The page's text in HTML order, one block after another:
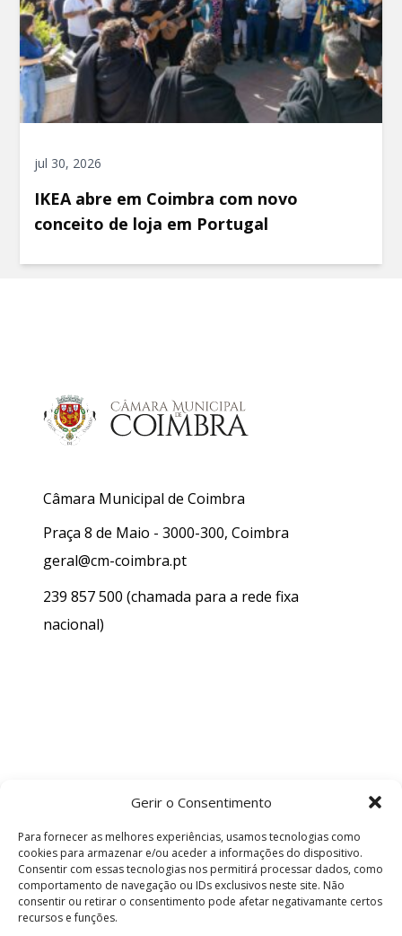
Gerir o Consentimento
Para fornecer as melhores experiências, usamos tecnologias como
cookies para armazenar e/ou aceder a informações do dispositivo.
Consentir com essas tecnologias nos permitirá processar dados, como
comportamento de navegação ou IDs exclusivos neste site. Não
consentir ou retirar o consentimento pode afetar negativamante certos
recursos e funções.
jul 30, 2026
IKEA abre em Coimbra com novo
conceito de loja em Portugal
Câmara Municipal de Coimbra
Praça 8 de Maio - 3000-300, Coimbra
geral@cm-coimbra.pt
239 857 500 (chamada para a rede fixa
nacional)